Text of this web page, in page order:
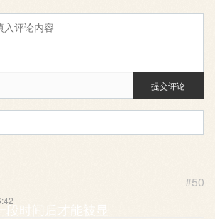
启用。您的评论可
段时间后才能被显
提交评论
#50